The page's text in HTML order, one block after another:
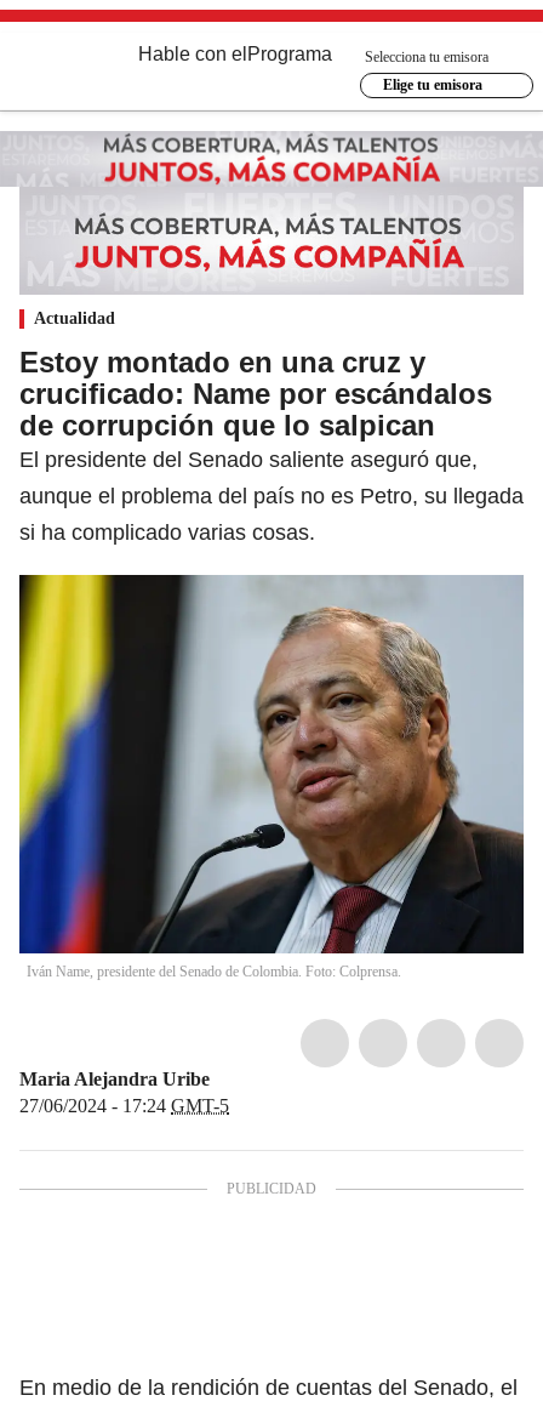
Hable con el Programa
Selecciona tu emisora
Elige tu emisora
Actualidad
Estoy montado en una cruz y
crucificado: Name por escándalos
de corrupción que lo salpican
El presidente del Senado saliente aseguró que,
aunque el problema del país no es Petro, su llegada
si ha complicado varias cosas.
Iván Name, presidente del Senado de Colombia. Foto: Colprensa.
Maria Alejandra Uribe
27/06/2024 - 17:24 GMT-5
En medio de la rendición de cuentas del Senado, el